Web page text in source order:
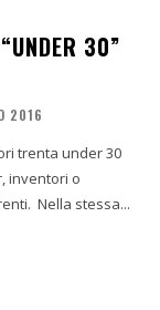
30”
2016
trenta under 30
inventori o
imprenditori più promettenti tra 10 settori differenti. Nella stessa...